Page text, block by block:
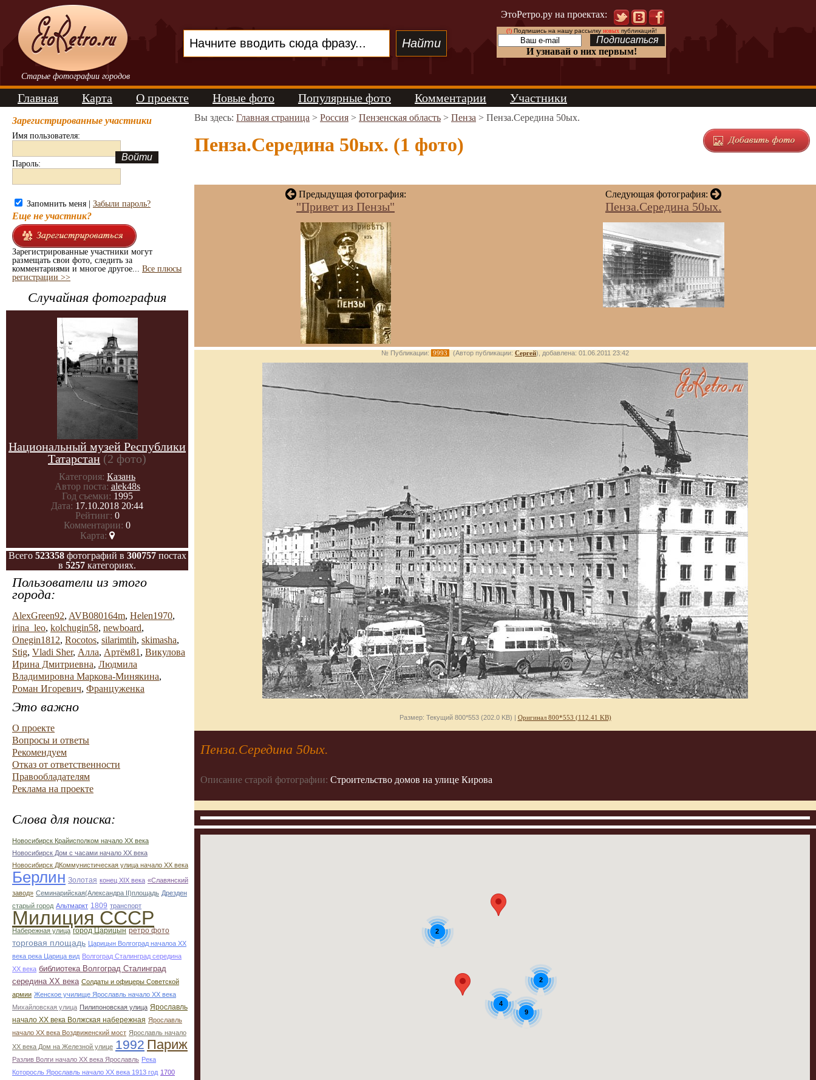
Старые фотографии городов
ЭтоРетро.ру на проектах:
(!)Подпишись на нашу рассылку новыхпубликаций!
И узнавай о них первым!
Главная Карта О проекте Новые фото Популярные фото Комментарии Участники
Зарегистрированные участники
Имя пользователя:
Пароль:
Запомнить меня | Забыли пароль?
Еще не участник?
Зарегистрированные участники могут
размещать свои фото, следить за
комментариями и многое другое... Все плюсы
регистрации >>
Случайная фотография
Национальный музей Республики
Татарстан (2 фото)
Категория: Казань
Автор поста: alek48s
Год съемки: 1995
Дата: 17.10.2018 20:44
Рейтинг: 0
Комментарии: 0
Карта:
Всего 523358фотографий в 300757постах
в 5257 категориях.
Пользователи из этого
города:
AlexGreen92, AVB080164m, Helen1970,
irina_leo, kolchugin58, newboard,
Onegin1812, Rocotos, silarimtih, skimasha,
Stig, Vladi Sher, Алла, Артём81 , Викулова
Ирина Дмитриевна, Людмила
Владимировна Маркова-Минякина,
Роман Игоревич, Француженка
Это важно
О проекте
Вопросы и ответы
Рекомендуем
Отказ от ответственности
Правообладателям
Реклама на проекте
Слова для поиска:
Новосибирск Крайисполком начало ХХ века
Новосибирск Дом с часами начало ХХ века
Новосибирск ДКоммунистическая улица начало ХХ века
Берлин Золотая конец ХІХ века «Славянский
завод» Семинарийская(Александра II)площадь Дрезден
старый город Альтмаркт 1809 транспорт
Милиция СССР
Набережная улица город Царицын ретро фото
торговая площадь Царицын Волгоград началоа ХХ
века река Царица вид Волгоград Сталинград середина
ХХ века библиотека Волгоград Сталинград
середина ХХ века Солдаты и офицеры Советской
армии Женское училище Ярославль начало ХХ века
Михайловская улица Пилипоновская улица Ярославль
начало ХХ века Волжская набережная Ярославль
начало ХХ века Воздвиженский мост Ярославль начало
ХХ века Дом на Железной улице 1992 Париж
Разлив Волги начало ХХ века Ярославль Река
Которосль Ярославль начало ХХ века 1913 год 1700
Вы здесь: Главная страница > Россия > Пензенская область > Пенза > Пенза.Середина 50ых.
Пенза.Середина 50ых. (1 фото)
Предыдущая фотография:
"Привет из Пензы"
Следующая фотография:
Пенза.Середина 50ых.
№ Публикации: 9993 (Автор публикации: Сергей), добавлена: 01.06.2011 23:42
Размер: Текущий 800*553 (202.0 KB) | Оригинал 800*553 (112.41 KB)
Пенза.Середина 50ых.
Описание старой фотографии: Строительство домов на улице Кирова
4
2
9
2